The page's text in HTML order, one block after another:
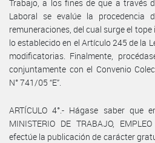
Trabajo, a los fines de que a través
Laboral se evalúe la procedencia
remuneraciones, del cual surge el
lo establecido en el Artículo 245 de la
modificatorias. Finalmente,
conjuntamente con el Convenio
N° 741/05 “E”.
ARTÍCULO 4°.- Hágase saber que
MINISTERIO DE TRABAJO,
efectúe la publicación de carácter